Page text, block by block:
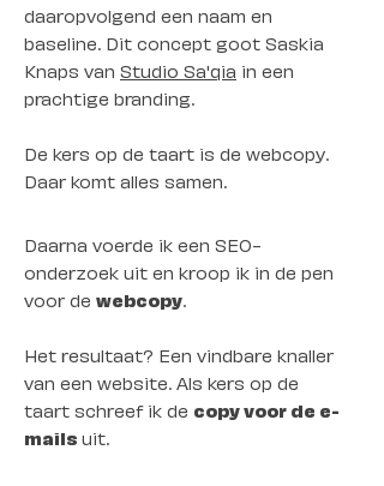
daaropvolgend een naam en
baseline. Dit concept goot Saskia
Knaps van Studio Sa'qia in een
prachtige branding.
De kers op de taart is de webcopy.
Daar komt alles samen.
Daarna voerde ik een SEO-
onderzoek uit en kroop ik in de pen
voor de webcopy.
Het resultaat? Een vindbare knaller
van een website. Als kers op de
taart schreef ik de copy voor de e-
mails uit.